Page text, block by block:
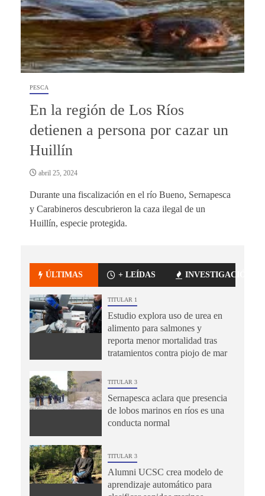
PESCA
En la región de Los Ríos
detienen a persona por cazar un
Huillín
abril 25, 2024
Durante una fiscalización en el río Bueno, Sernapesca
y Carabineros descubrieron la caza ilegal de un
Huillín, especie protegida.
ÚLTIMAS + LEÍDAS INVESTIGACIÓN
TITULAR 1
Estudio explora uso de urea en
alimento para salmones y
reporta menor mortalidad tras
tratamientos contra piojo de mar
TITULAR 3
Sernapesca aclara que presencia
de lobos marinos en ríos es una
conducta normal
TITULAR 3
Alumni UCSC crea modelo de
aprendizaje automático para